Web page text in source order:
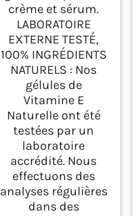
crème et sérum.
LABORATOIRE
EXTERNE TESTÉ,
100% INGRÉDIENTS
NATURELS : Nos
gélules de
Vitamine E
Naturelle ont été
testées par un
laboratoire
accrédité. Nous
effectuons des
analyses régulières
dans des